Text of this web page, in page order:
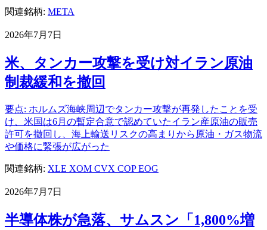
関連銘柄: META
2026年7月7日
米、タンカー攻撃を受け対イラン原油
制裁緩和を撤回
要点: ホルムズ海峡周辺でタンカー攻撃が再発したことを受
け、米国は6月の暫定合意で認めていたイラン産原油の販売
許可を撤回し、海上輸送リスクの高まりから原油・ガス物流
や価格に緊張が広がった
関連銘柄: XLE XOM CVX COPEOG
2026年7月7日
半導体株が急落、サムスン「1,800%増